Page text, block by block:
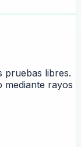
pruebas libres.
mediante rayos